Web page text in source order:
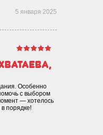
5 января 2025
Особенно
с выбором
— хотелось
порядке!